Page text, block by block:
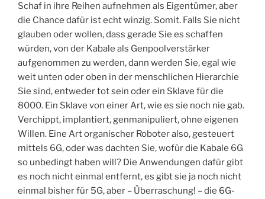
Schaf in ihre Reihen aufnehmen als Eigentümer, aber
die Chance dafür ist echt winzig. Somit. Falls Sie nicht
glauben oder wollen, dass gerade Sie es schaffen
würden, von der Kabale als Genpoolverstärker
aufgenommen zu werden, dann werden Sie, egal wie
weit unten oder oben in der menschlichen Hierarchie
Sie sind, entweder tot sein oder ein Sklave für die
8000. Ein Sklave von einer Art, wie es sie noch nie gab.
Verchippt, implantiert, genmanipuliert, ohne eigenen
Willen. Eine Art organischer Roboter also, gesteuert
mittels 6G, oder was dachten Sie, wofür die Kabale 6G
so unbedingt haben will? Die Anwendungen dafür gibt
es noch nicht einmal entfernt, es gibt sie ja noch nicht
einmal bisher für 5G, aber – Überraschung! – die 6G-